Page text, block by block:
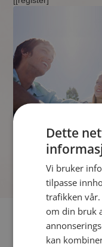
Fler single
Dette
Vi bruker
tilpasse
trafikken
om din bruk
kan